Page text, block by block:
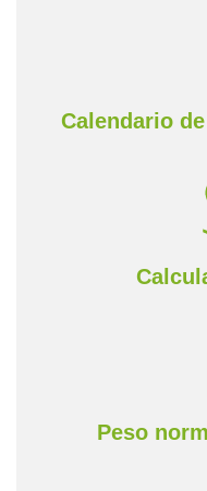
Calendario
Peso